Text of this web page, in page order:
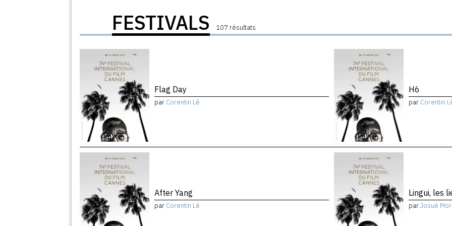
FESTIVALS 107 résultats
Flag Day
par Corentin Lê
H6
par Corentin
After Yang
par Corentin Lê
Lingui, les
parJosué